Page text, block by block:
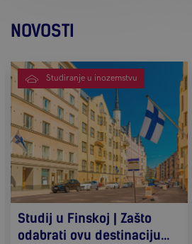
NOVOSTI
Studiranje u inozemstvu
Studij u Finskoj | Zašto
odabrati ovu destinaciju...